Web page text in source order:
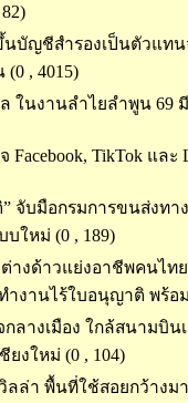
นบัญชีสำรองเป็นตัวแท
, 4015)
ในงานลำไยลำพูน 69 มี
Facebook, TikTok และ
จับมือกรมการขนส่งทา
ใหม่ (0 , 189)
างด้าวแย่งอาชีพคนไท
งานไร้ใบอนุญาติ พร้อ
ลางเมือง ใกล้สนามบิน
ยงใหม่ (0 , 104)
ล่า พื้นที่ใช้สอยกว้างม